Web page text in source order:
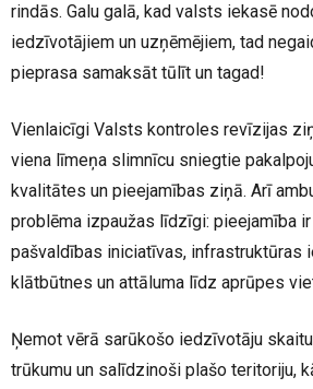
rindās. Galu galā, kad valsts iekasē
iedzīvotājiem un uzņēmējiem, tad
pieprasa samaksāt tūlīt un tagad!
Vienlaicīgi Valsts kontroles revīzijas
viena līmeņa slimnīcu sniegtie
kvalitātes un pieejamības ziņā. Arī
problēma izpaužas līdzīgi: pieejamība
pašvaldības iniciatīvas, infrastruktūras
klātbūtnes un attāluma līdz aprūpes
Ņemot vērā sarūkošo iedzīvotāju
trūkumu un salīdzinoši plašo teritoriju,